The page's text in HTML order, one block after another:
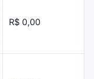
R$ 0,00